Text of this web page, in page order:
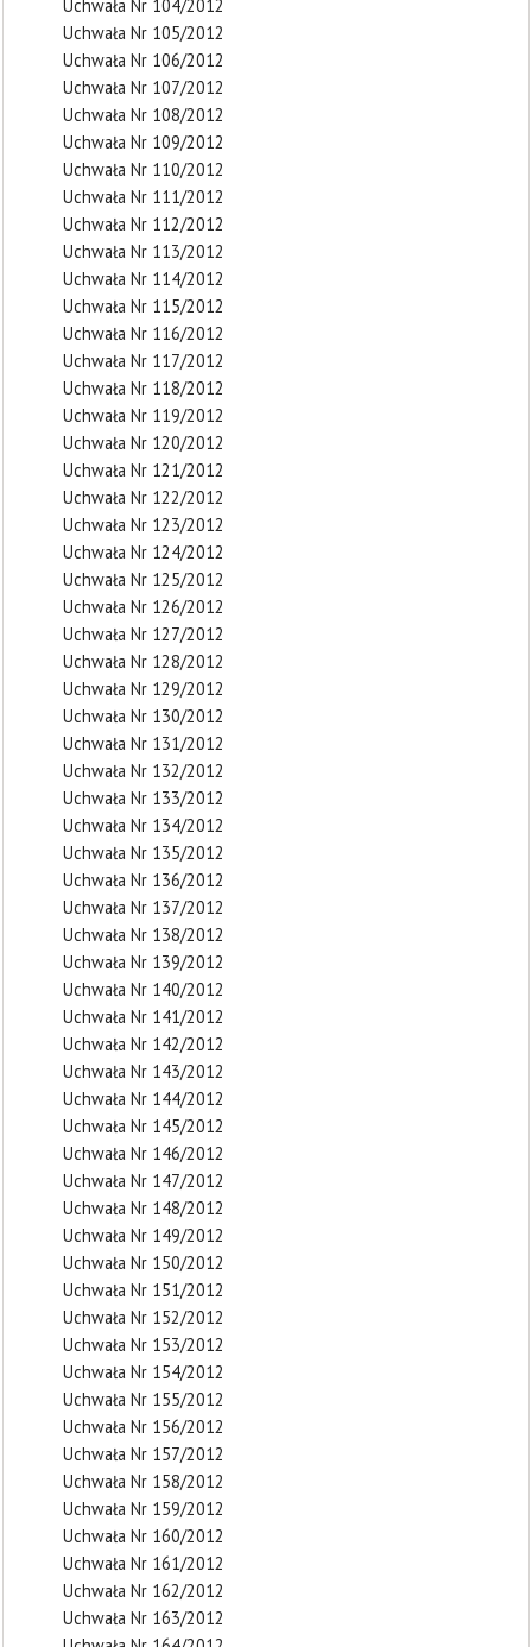
Uchwała Nr 104/2012
Uchwała Nr 105/2012
Uchwała Nr 106/2012
Uchwała Nr 107/2012
Uchwała Nr 108/2012
Uchwała Nr 109/2012
Uchwała Nr 110/2012
Uchwała Nr 111/2012
Uchwała Nr 112/2012
Uchwała Nr 113/2012
Uchwała Nr 114/2012
Uchwała Nr 115/2012
Uchwała Nr 116/2012
Uchwała Nr 117/2012
Uchwała Nr 118/2012
Uchwała Nr 119/2012
Uchwała Nr 120/2012
Uchwała Nr 121/2012
Uchwała Nr 122/2012
Uchwała Nr 123/2012
Uchwała Nr 124/2012
Uchwała Nr 125/2012
Uchwała Nr 126/2012
Uchwała Nr 127/2012
Uchwała Nr 128/2012
Uchwała Nr 129/2012
Uchwała Nr 130/2012
Uchwała Nr 131/2012
Uchwała Nr 132/2012
Uchwała Nr 133/2012
Uchwała Nr 134/2012
Uchwała Nr 135/2012
Uchwała Nr 136/2012
Uchwała Nr 137/2012
Uchwała Nr 138/2012
Uchwała Nr 139/2012
Uchwała Nr 140/2012
Uchwała Nr 141/2012
Uchwała Nr 142/2012
Uchwała Nr 143/2012
Uchwała Nr 144/2012
Uchwała Nr 145/2012
Uchwała Nr 146/2012
Uchwała Nr 147/2012
Uchwała Nr 148/2012
Uchwała Nr 149/2012
Uchwała Nr 150/2012
Uchwała Nr 151/2012
Uchwała Nr 152/2012
Uchwała Nr 153/2012
Uchwała Nr 154/2012
Uchwała Nr 155/2012
Uchwała Nr 156/2012
Uchwała Nr 157/2012
Uchwała Nr 158/2012
Uchwała Nr 159/2012
Uchwała Nr 160/2012
Uchwała Nr 161/2012
Uchwała Nr 162/2012
Uchwała Nr 163/2012